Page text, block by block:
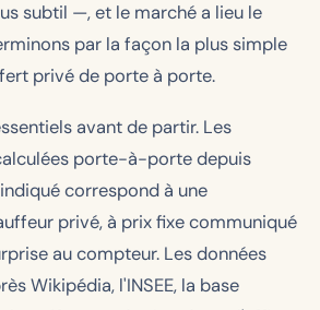
subtil —, et le marché a lieu le
par la façon la plus simple
privé de porte à porte.
avant de partir. Les
porte-à-porte depuis
correspond à une
privé, à prix fixe communiqué
au compteur. Les données
Wikipédia, l'INSEE, la base